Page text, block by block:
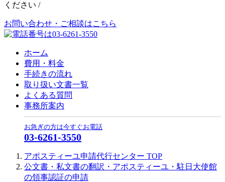
ください /
お問い合わせ・ご相談はこちら
ホーム
費用・料金
手続きの流れ
取り扱い文書一覧
よくある質問
事務所案内
お急ぎの方は今すぐお電話
03-6261-3550
アポスティーユ申請代行センター TOP
公文書・私文書の翻訳・アポスティーユ・駐日大使館
の領事認証の申請